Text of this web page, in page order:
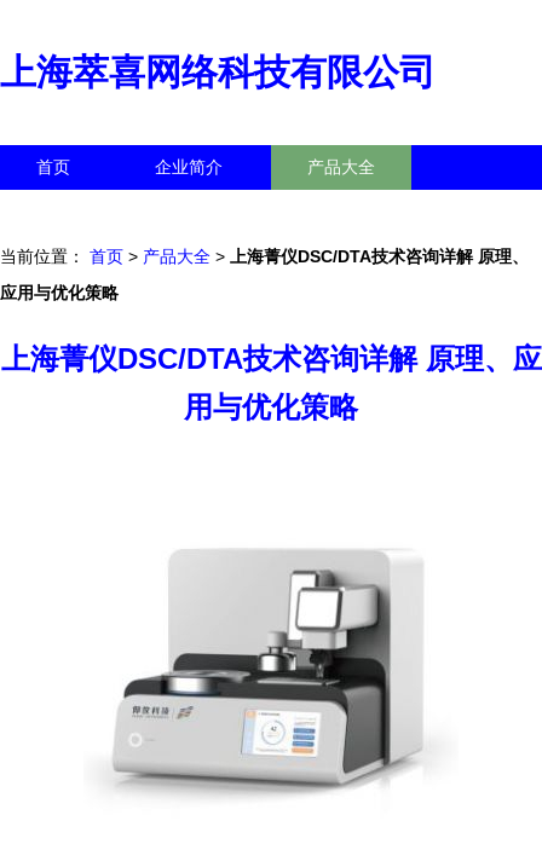
上海萃喜网络科技有限公司
首页 企业简介 产品大全
当前位置： 首页 > 产品大全 >
上海菁仪DSC/DTA技术咨询详解 原理、
应用与优化策略
上海菁仪DSC/DTA技术咨询详解 原理、应
用与优化策略